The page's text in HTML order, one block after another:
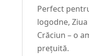
Perfect
logodne,
Crăciun – o
prețuită.